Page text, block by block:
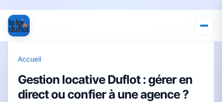
Accueil
Gestion locative Duflot : gérer en
direct ou confier à une agence ?